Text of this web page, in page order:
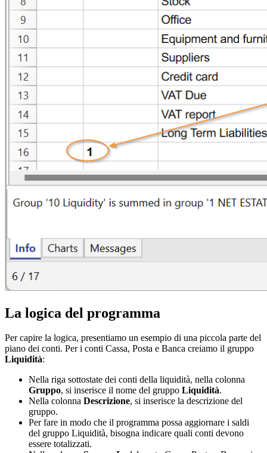
La logica del programma
Per capire la logica, presentiamo un esempio di una piccola parte del
piano dei conti. Per i conti Cassa, Posta e Banca creiamo il gruppo
Liquidità:
Nella riga sottostate dei conti della liquidità, nella colonna
Gruppo, si inserisce il nome del gruppo Liquidità.
Nella colonna Descrizione, si inserisce la descrizione del
gruppo.
Per fare in modo che il programma possa aggiornare i saldi
del gruppo Liquidità, bisogna indicare quali conti devono
essere totalizzati.